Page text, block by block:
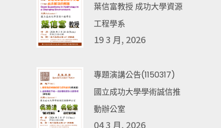
葉信富教授 成功大學資源
工程學系
19 3 月, 2026
專題演講公告(1150317)
國立成功大學學術誠信推
動辦公室
04 3 月, 2026